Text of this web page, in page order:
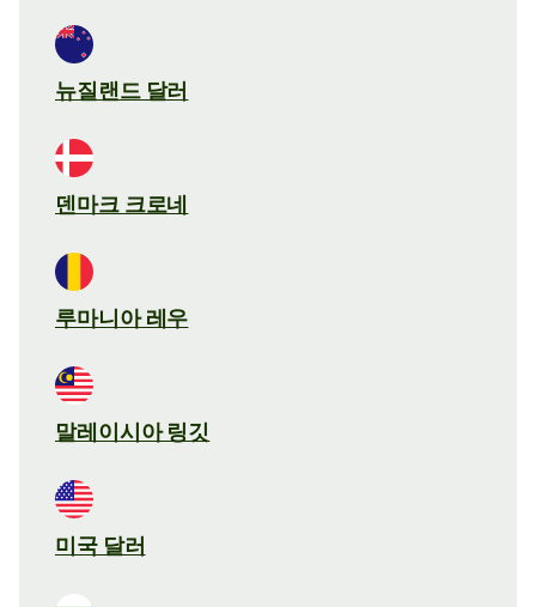
뉴질랜드 달러
덴마크 크로네
루마니아 레우
말레이시아 링깃
미국 달러